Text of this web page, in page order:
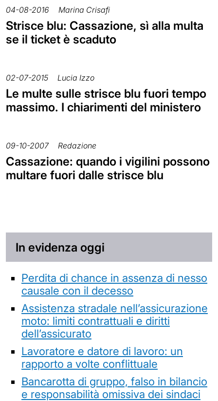
04-08-2016 Marina Crisafi
Strisce blu: Cassazione, sì alla multa
se il ticket è scaduto
02-07-2015 Lucia Izzo
Le multe sulle strisce blu fuori tempo
massimo. I chiarimenti del ministero
09-10-2007 Redazione
Cassazione: quando i vigilini possono
multare fuori dalle strisce blu
In evidenza oggi
Perdita di chance in assenza di nesso
causale con il decesso
Assistenza stradale nell’assicurazione
moto: limiti contrattuali e diritti
dell’assicurato
Lavoratore e datore di lavoro: un
rapporto a volte conflittuale
Bancarotta di gruppo, falso in bilancio
e responsabilità omissiva dei sindaci